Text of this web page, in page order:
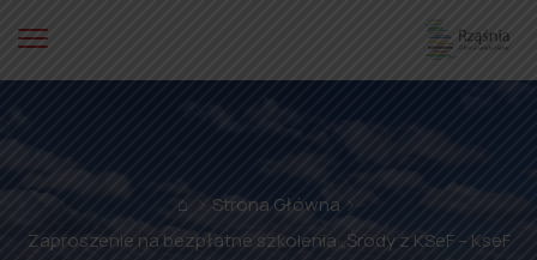
⌂
Strona Główna
Zaproszenie na bezpłatne szkolenia „Środy z KSeF – KseF